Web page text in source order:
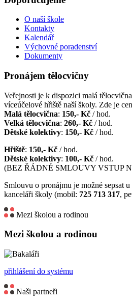
O naší škole
Kontakty
Kalendář
Výchovné poradenství
Dokumenty
Pronájem tělocvičny
Veřejnosti je k dispozici malá
víceúčelové hřiště naší školy. Zde je
Malá tělocvična: 150,- Kč / hod.
Velká tělocvična: 260,- Kč / hod.
Dětské kolektivy: 150,- Kč / hod.
Hřiště: 150,- Kč / hod.
Dětské kolektivy: 100,- Kč / hod.
(BEZ ŘÁDNÉ SMLOUVY VSTUP
Smlouvu o pronájmu je možné sepsat
kanceláři školy (mobil: 725 713 317,
Mezi školou a rodinou
Mezi školou a rodinou
přihlášení do systému
Naši partneři